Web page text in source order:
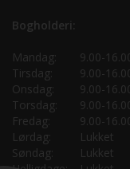
Bogholderi:
Mandag:
9.00-
Tirsdag:
9.00-
Onsdag:
9.00-
Torsdag:
9.00-
Fredag:
9.00-
Lørdag:
Lukket
Søndag:
Lukket